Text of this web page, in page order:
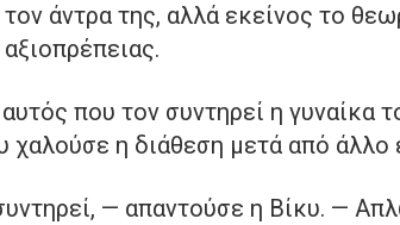
άντρα της, αλλά εκείνος το
αυτός που τον συντηρεί η γυναίκα
χαλούσε η διάθεση μετά από άλλο
— απαντούσε η Βίκυ. —